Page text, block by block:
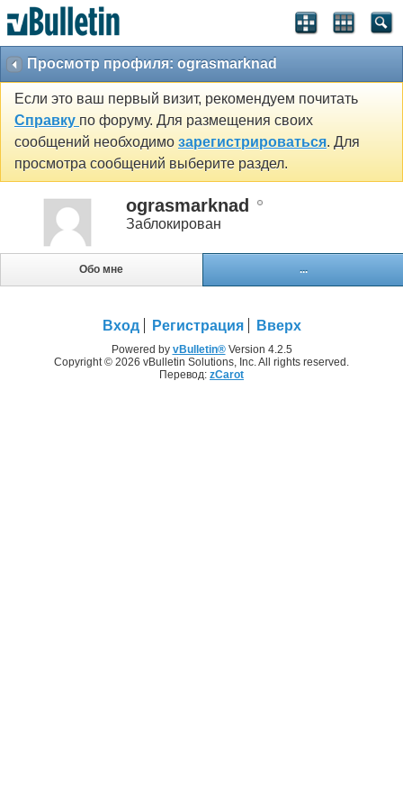
Просмотр профиля: ograsmarknad
Если это ваш первый визит, рекомендуем почитать
Справку по форуму. Для размещения своих
сообщений необходимо зарегистрироваться. Для
просмотра сообщений выберите раздел.
ograsmarknad
Заблокирован
Обо мне ...
Вход Регистрация Вверх
Powered by vBulletin®Version 4.2.5
Copyright © 2026 vBulletin Solutions, Inc. All rights reserved.
Перевод: zCarot